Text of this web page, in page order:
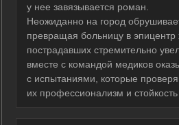
у нее завязывается роман.
Неожиданно на город
превращая больницу в эпицентр
пострадавших стремительно
вместе с командой медиков
с испытаниями, которые
их профессионализм и стойкость